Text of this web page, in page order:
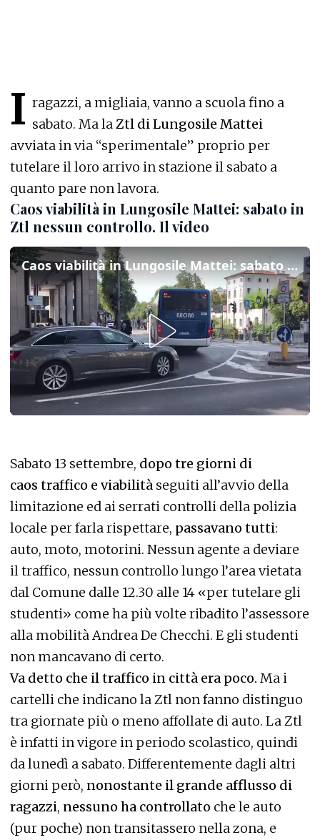
I ragazzi, a migliaia, vanno a scuola fino a
sabato. Ma laZtl di Lungosile Mattei
avviata in via “sperimentale” proprio per
tutelare il loro arrivo in stazione il sabato a
quanto pare non lavora.
Caos viabilità in Lungosile Mattei: sabato in
Ztl nessun controllo. Il video
Caos viabilità in Lungosile Mattei: sabato in Ztl nessun controllo. Il video
Sabato 13 settembre, dopo tre giorni di
caos traffico e viabilità seguiti all’avvio della
limitazione ed ai serrati controlli della polizia
locale per farla rispettare, passavano tutti:
auto, moto, motorini. Nessun agente a deviare
il traffico, nessun controllo lungo l’area vietata
dal Comune dalle 12.30 alle 14 «per tutelare gli
studenti» come ha più volte ribadito l’assessore
alla mobilità Andrea De Checchi. E gli studenti
non mancavano di certo.
Va detto che il traffico in città era poco. Ma i
cartelli che indicano la Ztl non fanno distinguo
tra giornate più o meno affollate di auto. La Ztl
è infatti in vigore in periodo scolastico, quindi
da lunedì a sabato. Differentemente dagli altri
giorni però, nonostante il grande afflusso di
ragazzi, nessuno ha controllato che le auto
(pur poche) non transitassero nella zona, e